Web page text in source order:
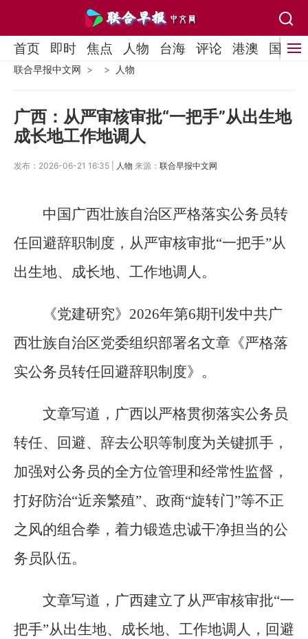
首页 即时 焦点 人物 台海 评论 港澳 国际
联合早报中文网 人物
广西：从严审核审批“一把手”从出生地
成长地工作地调人
发布：2026-06-21 16:35 | 人物 来源： 联合早报中文网
中国广西壮族自治区严格落实公务员转
任回避辞职制度，从严审核审批“一把手”从
出生地、成长地、工作地调人。
《党建研究》2026年第6期刊发中共广
西壮族自治区党委组织部署名文章《严格落
实公务员转任回避辞职制度》。
文章写道，广西以严格贯彻落实公务员
转任、回避、辞去公职等制度为关键抓手，
加强对公务员的全方位管理和经常性监督，
打好防治“近亲繁殖”、政商“旋转门”等不正
之风的组合拳，着力锻造忠诚干净担当的公
务员队伍。
文章写道，广西建立了从严审核审批“一
把手”从出生地、成长地、工作地调人，回避